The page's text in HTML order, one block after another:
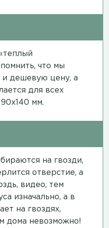
что мы
и дешевую цену, а
для всех
мм.
на гвозди,
отверстие, а
видео, тем
изначально, а в
на гвоздях,
дома невозможно!